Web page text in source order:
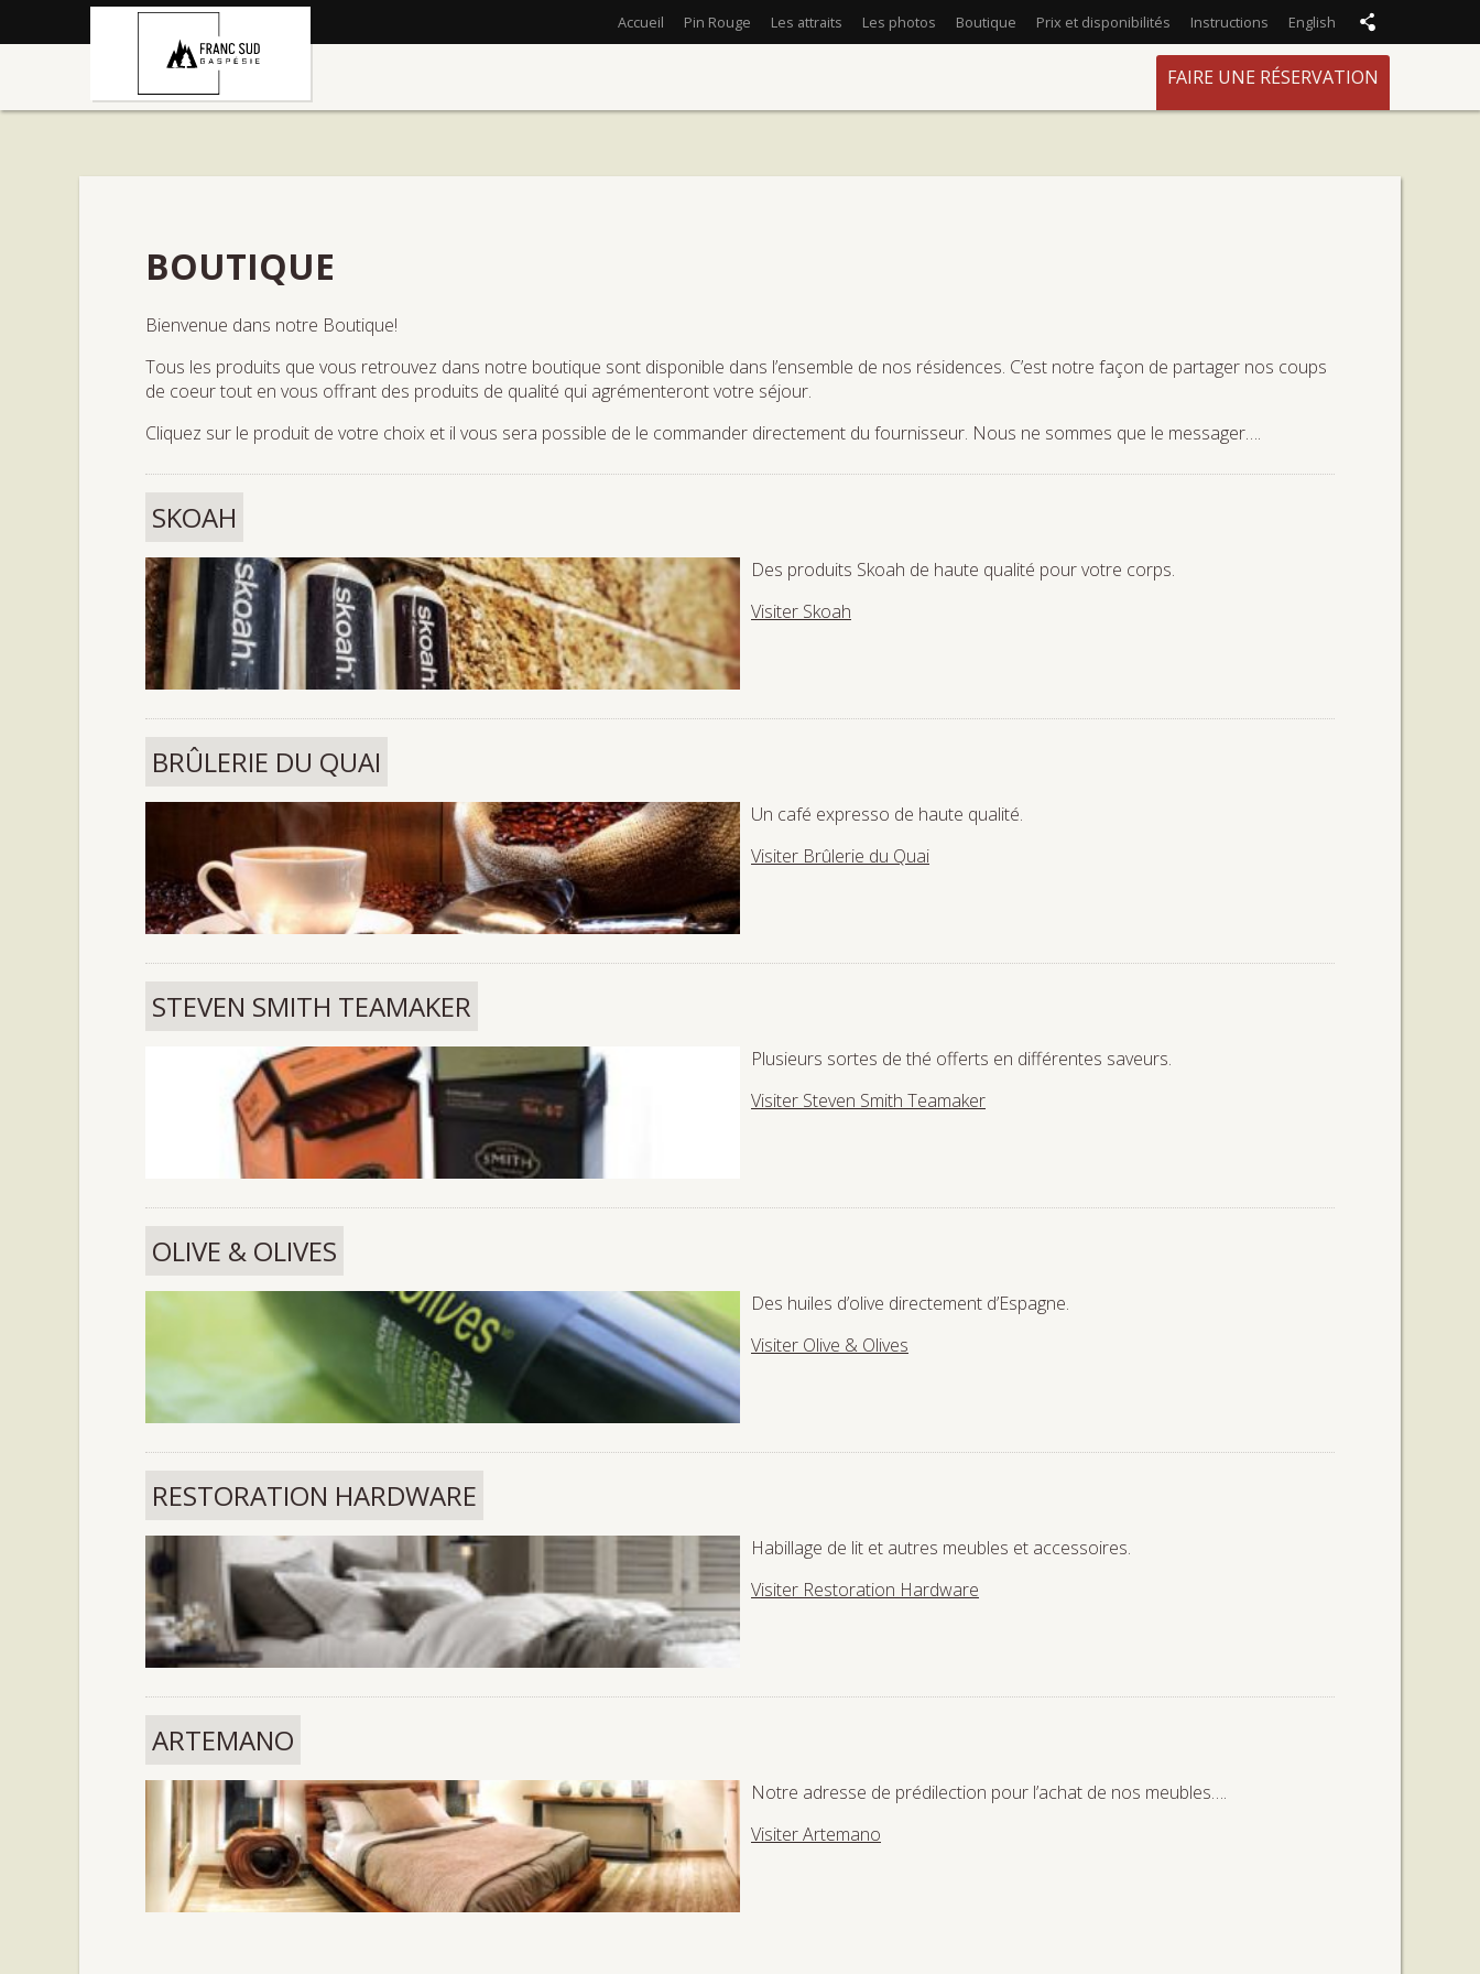
Accueil Pin Rouge Les attraits Les photos Boutique Prix et disponibilités Instructions English
FAIRE UNE RÉSERVATION
BOUTIQUE
Bienvenue dans notre Boutique!
Tous les produits que vous retrouvez dans notre boutique sont disponible dans l’ensemble de nos résidences. C’est notre façon de partager nos coups
de coeur tout en vous offrant des produits de qualité qui agrémenteront votre séjour.
Cliquez sur le produit de votre choix et il vous sera possible de le commander directement du fournisseur. Nous ne sommes que le messager….
SKOAH
Des produits Skoah de haute qualité pour votre corps.
Visiter Skoah
BRÛLERIE DU QUAI
Un café expresso de haute qualité.
Visiter Brûlerie du Quai
STEVEN SMITH TEAMAKER
Plusieurs sortes de thé offerts en différentes saveurs.
Visiter Steven Smith Teamaker
OLIVE & OLIVES
Des huiles d’olive directement d’Espagne.
Visiter Olive & Olives
RESTORATION HARDWARE
Habillage de lit et autres meubles et accessoires.
Visiter Restoration Hardware
ARTEMANO
Notre adresse de prédilection pour l’achat de nos meubles….
Visiter Artemano